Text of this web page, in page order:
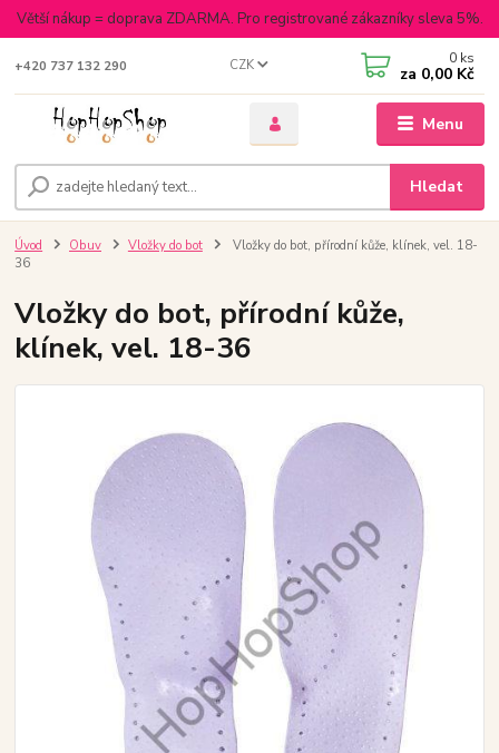
Větší nákup = doprava ZDARMA. Pro registrované zákazníky sleva 5%.
Menu
CZK
Hledat
+420 737 132 290 0 ks
za 0,00 Kč
Úvod Obuv Vložky do bot
Vložky do bot, přírodní kůže, klínek, vel. 18-
36
Vložky do bot, přírodní kůže,
klínek, vel. 18-36